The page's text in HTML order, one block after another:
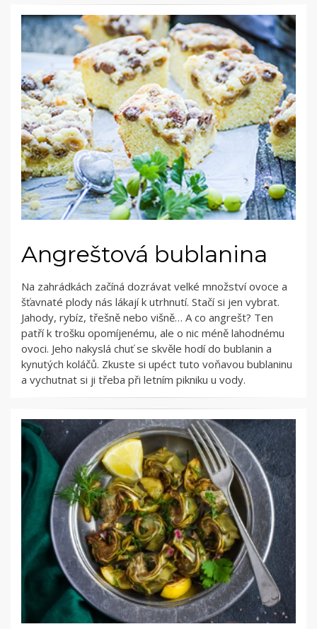
Angreštová bublanina
Na zahrádkách začíná dozrávat velké množství ovoce a
šťavnaté plody nás lákají k utrhnutí. Stačí si jen vybrat.
Jahody, rybíz, třešně nebo višně… A co angrešt? Ten
patří k trošku opomíjenému, ale o nic méně lahodnému
ovoci. Jeho nakyslá chuť se skvěle hodí do bublanin a
kynutých koláčů. Zkuste si upéct tuto voňavou bublaninu
a vychutnat si ji třeba při letním pikniku u vody.